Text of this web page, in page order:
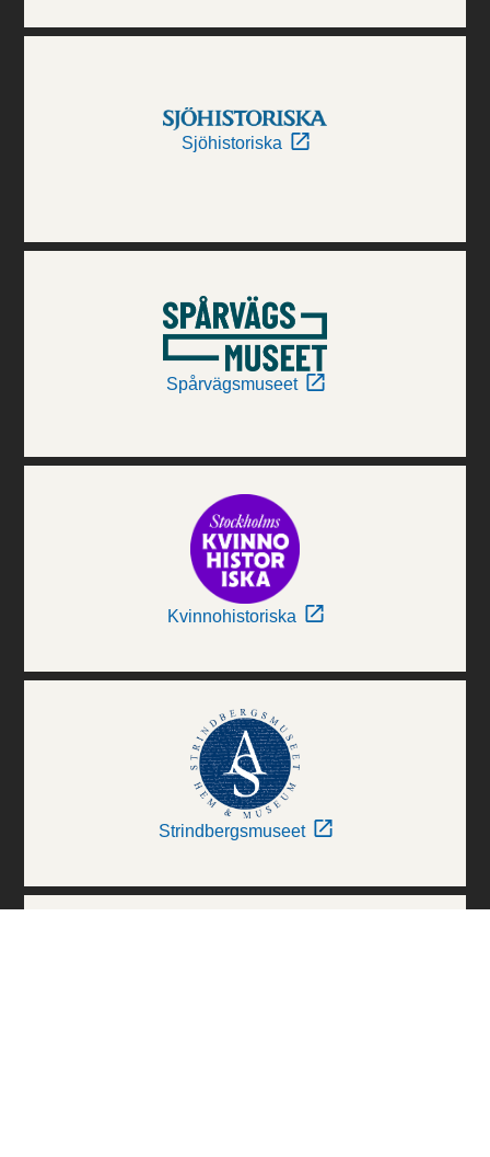
Sjöhistoriska
Spårvägsmuseet
Kvinnohistoriska
Strindbergsmuseet